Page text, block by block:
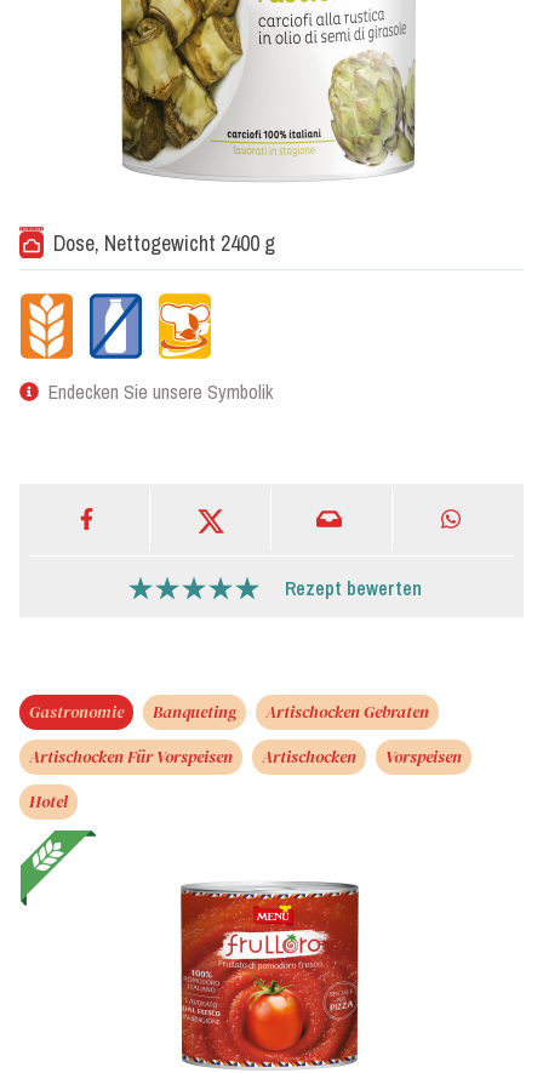
Dose, Nettogewicht 2400 g
Endecken Sie unsere Symbolik
Rezept bewerten
Gastronomie Banqueting
Artischocken Gebraten
Artischocken Für Vorspeisen
Artischocken
Vorspeisen
Hotel